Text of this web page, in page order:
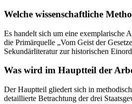
Welche wissenschaftliche
Es handelt sich um eine exemplarische
die Primärquelle „Vom Geist der
Sekundärliteratur zur historischen
Was wird im Hauptteil der
Der Hauptteil gliedert sich in
detaillierte Betrachtung der drei